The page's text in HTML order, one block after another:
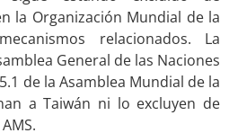
la Organización Mundial de la
relacionados. La
General de las Naciones
de la Asamblea Mundial de la
a Taiwán ni lo excluyen de